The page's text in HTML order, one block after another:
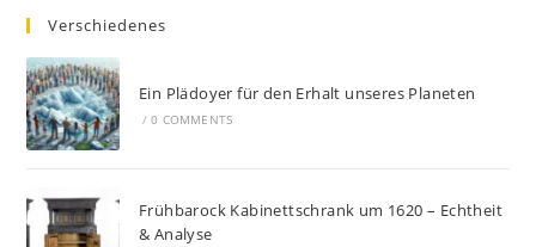
Verschiedenes
Ein Plädoyer für den Erhalt unseres Planeten
/ 0 COMMENTS
Frühbarock Kabinettschrank um 1620 – Echtheit
& Analyse